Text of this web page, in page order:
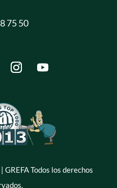
75 50
Todos los derechos